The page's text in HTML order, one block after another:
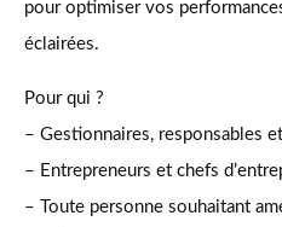
pour optimiser vos
éclairées.
Pour qui ?
– Gestionnaires, responsables
– Entrepreneurs et chefs
– Toute personne souhaitant